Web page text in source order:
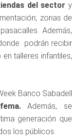
del sector y
zonas de
Además,
podrán recibir
en talleres infantiles,
Banco Sabadell
Además, se
generación que
los públicos.